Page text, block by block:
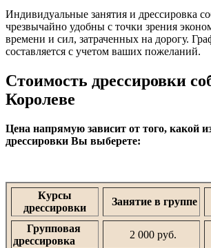
Индивидуальные занятия и дрессировка
чрезвычайно удобны с точки зрения
времени и сил, затраченных на дорогу.
составляется с учетом ваших пожеланий.
Стоимость дрессировки
Королеве
Цена напрямую зависит от того, какой
дрессировки Вы выберете:
Курсы
дрессировки
Занятие в группе
Групповая
дрессировка
2 000 руб.